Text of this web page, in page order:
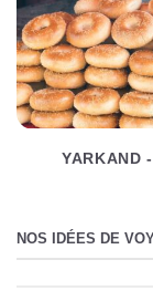
YARKAND
NOS IDÉES DE